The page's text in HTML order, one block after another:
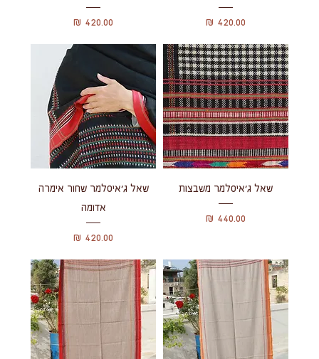
מחיר מחיר
שאל ג'איסלמר משבצות
מחיר
שאל ג'איסלמר שחור אימרה
אדומה
מחיר